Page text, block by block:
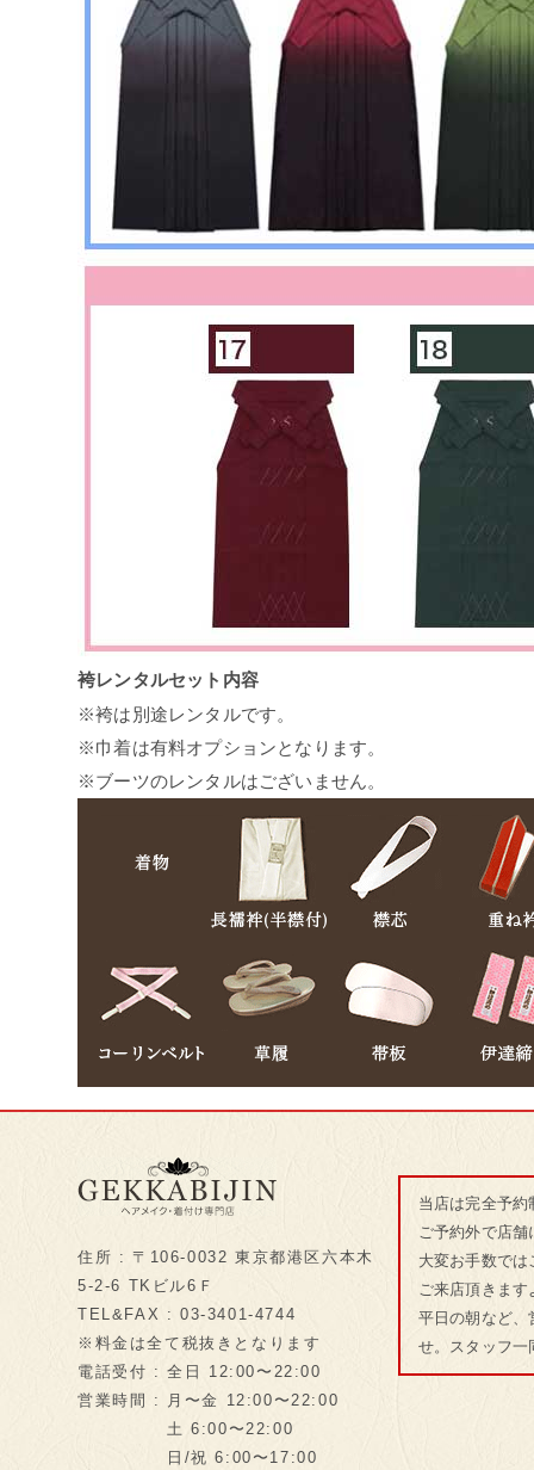
袴レンタルセット内容
※袴は別途レンタルです。
※巾着は有料オプションとなります。
※ブーツのレンタルはございません。
住所 : 〒106-0032 東京都港区六本木
5-2-6 TKビル6Ｆ
TEL&FAX : 03-3401-4744
※料金は全て税抜きとなります
電話受付 : 全日 12:00〜22:00
営業時間 : 月〜金 12:00〜22:00
土 6:00〜22:00
日/祝 6:00〜17:00
当店は完全予
ご予約外で店
大変お手数で
ご来店頂きま
平日の朝など、
せ。スタッフ一